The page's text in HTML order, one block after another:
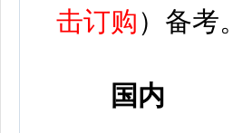
击订购）备考。
国内